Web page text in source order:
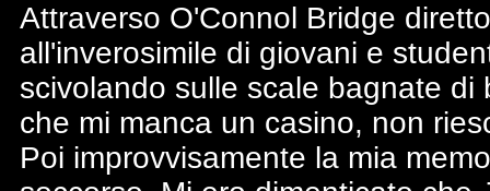
Attraverso O'Connol Bridge
all'inverosimile di giovani e
scivolando sulle scale bagnate
che mi manca un casino, non
Poi improvvisamente la mia